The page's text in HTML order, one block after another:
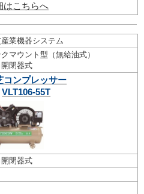
はこちらへ
業機器システム
マウント型（無給油式）
閉器式
コンプレッサー
VLT106-55T
閉器式